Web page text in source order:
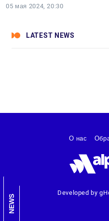
05 мая 2024, 20:30
LATEST NEWS
NEWS
Developed by
О нас